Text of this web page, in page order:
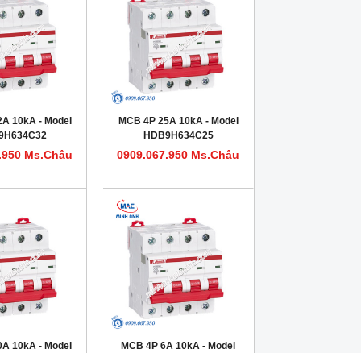
10kA - Model
Ms.Châu
MCB 4P 25A 10kA - Model
HDB9H634C25
0909.067.950 Ms.Châu
10kA - Model
MCB 4P 6A 10kA - Model